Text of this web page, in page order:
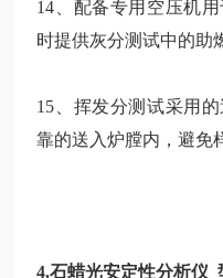
14、配备专用空压机
时提供灰分测试中的助
15、 挥发分测试采用
靠的送入炉膛内，避免
4.石蜡光安定性分析仪